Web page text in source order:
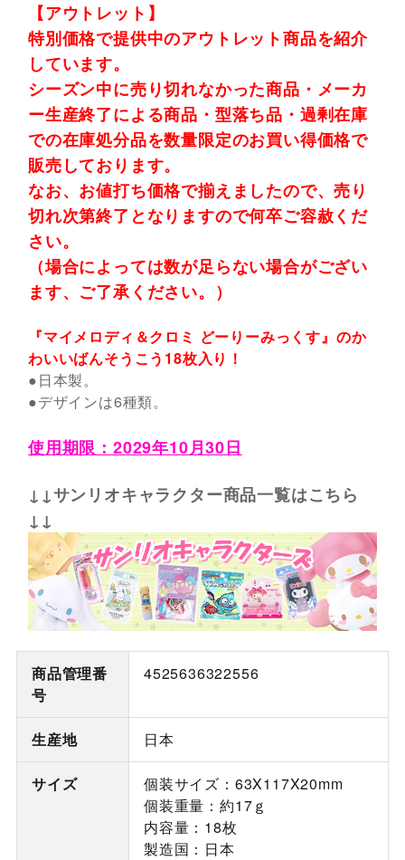
【アウトレット】
特別価格で提供中のアウトレット商品を紹介
しています。
シーズン中に売り切れなかった商品・メーカ
ー生産終了による商品・型落ち品・過剰在庫
での在庫処分品を数量限定のお買い得価格で
販売しております。
なお、お値打ち価格で揃えましたので、売り
切れ次第終了となりますので何卒ご容赦くだ
さい。
（場合によっては数が足らない場合がござい
ます、ご了承ください。）
『マイメロディ＆クロミ どーりーみっくす』のか
わいいばんそうこう18枚入り！
●日本製。
●デザインは6種類。
使用期限：2029年10月30日
↓↓サンリオキャラクター商品一覧はこちら
↓↓
商品管理番
号
4525636322556
生産地 日本
サイズ
個装サイズ：63X117X20mm
個装重量：約17ｇ
内容量：18枚
製造国：日本